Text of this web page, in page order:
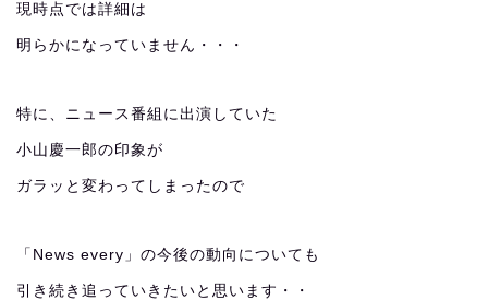
現時点では詳細は
明らかになっていません・・・
特に、ニュース番組に出演していた
小山慶一郎の印象が
ガラッと変わってしまったので
「News every」の今後の動向についても
引き続き追っていきたいと思います・・